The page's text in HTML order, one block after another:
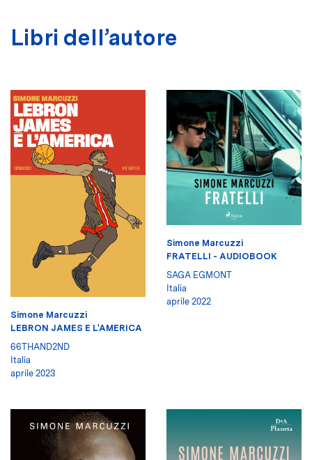
Libri dell’autore
Simone Marcuzzi
LEBRON JAMES E L'AMERICA
66THAND2ND
Italia
aprile 2023
Simone Marcuzzi
FRATELLI - AUDIOBOOK
SAGA EGMONT
Italia
aprile 2022